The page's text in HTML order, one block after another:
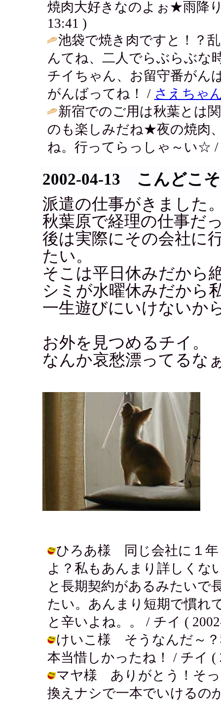
焼肉大好きなのよぉ★雨降
13:41 )
池袋で焼き肉ですと！？
んてね、二人でらぶらぶな
チイちゃん、お留守番がん
がんばってね！ / さえちゃ
新宿でのご用は秋葉とは
のも楽しみだね★夜の焼肉
ね。行ってらっしゃ～い☆
2002-04-13 こんどこ
派遣の仕事がきました
秋葉原で経理の仕事だ
後は実際にその会社に
たい。
そこは平日休みだから
シミが水曜休みだから
一生遊びにいけないか
お外を見つめるチイ。
なんか哀愁漂ってるな
ひろあ様 同じ会社に１年
よ？私もあんまり詳しくな
と長期契約があるみたいで
たい。あんまり短期で慣れ
と辛いよね。。 / チイ (
けいこ様 そうなんだ～？
本当惜しかったね！ / チイ (
マヤ様 ありがとう！そっ
換えナシで一本でいけるの